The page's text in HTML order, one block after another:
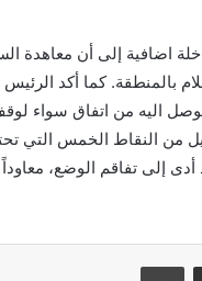
اضافية إلى أن معاهدة
بالمنطقة. كما أكد
اليه من اتفاق سواء
من النقاط الخمس التي
إلى تفاقم الوضع،
مشاركة عبر البريد طباعة